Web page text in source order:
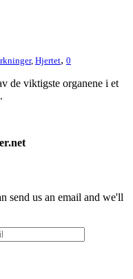
, Hjertet, 0
de viktigste organene i et
send us an email and we'll